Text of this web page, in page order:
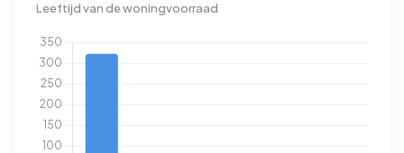
Leeftijd van de woningvoorraad